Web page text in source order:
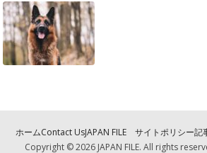
ホームContact UsJAPAN FILE サイトポリシー記
Copyright © 2026 JAPAN FILE. All rights